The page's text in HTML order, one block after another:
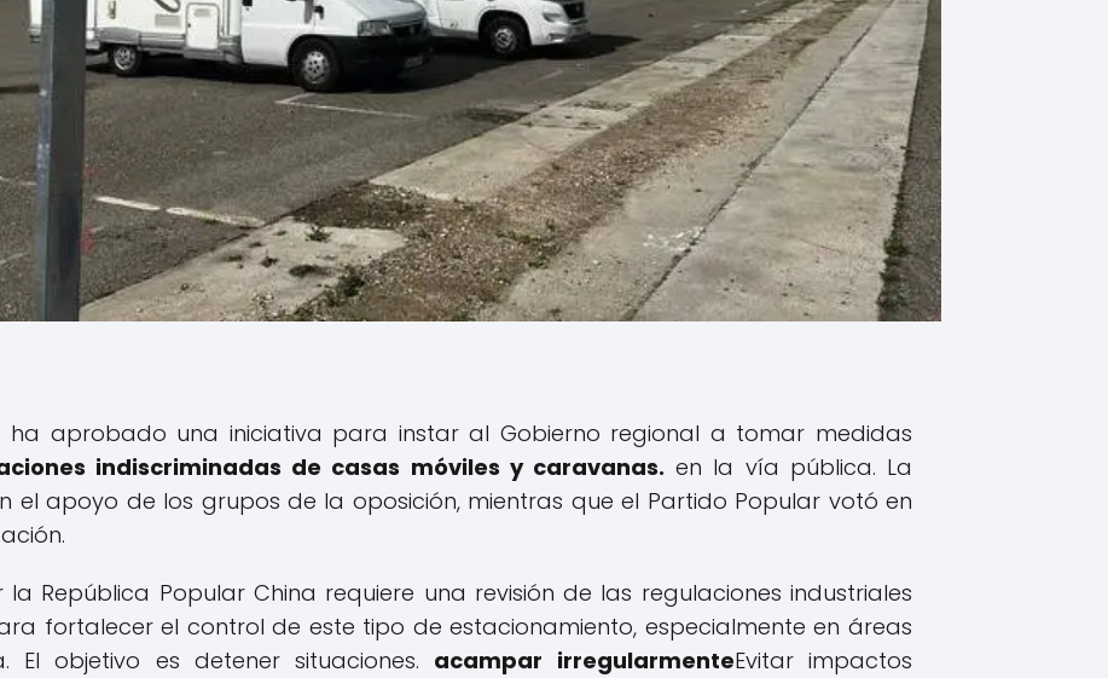
aprobado una iniciativa para instar al Gobierno regional a tomar medidas
indiscriminadas de casas móviles y caravanas. en la vía pública. La
apoyo de los grupos de la oposición, mientras que el Partido Popular votó en
República Popular China requiere una revisión de las regulaciones industriales
fortalecer el control de este tipo de estacionamiento, especialmente en áreas
El objetivo es detener situaciones. acampar irregularmenteEvitar impactos